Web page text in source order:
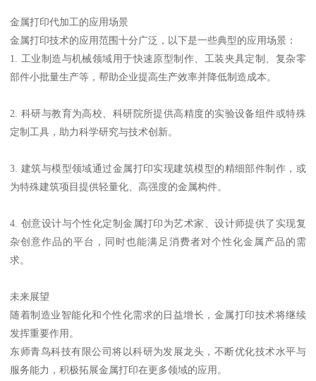
金属打印代加工的应用场景
金属打印技术的应用范围十分广泛，以下是一些典型的应用场景：
1. 工业制造与机械领域用于快速原型制作、工装夹具定制、复杂零
部件小批量生产等，帮助企业提高生产效率并降低制造成本。
2. 科研与教育为高校、科研院所提供高精度的实验设备组件或特殊
定制工具，助力科学研究与技术创新。
3. 建筑与模型领域通过金属打印实现建筑模型的精细部件制作，或
为特殊建筑项目提供轻量化、高强度的金属构件。
4. 创意设计与个性化定制金属打印为艺术家、设计师提供了实现复
杂创意作品的平台，同时也能满足消费者对个性化金属产品的需
求。
未来展望
随着制造业智能化和个性化需求的日益增长，金属打印技术将继续
发挥重要作用。
东师青鸟科技有限公司将以科研为发展龙头，不断优化技术水平与
服务能力，积极拓展金属打印在更多领域的应用。